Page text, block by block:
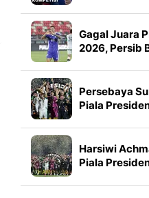
Gagal Juara
2026, Persib
Persebaya
Piala
Harsiwi
Piala